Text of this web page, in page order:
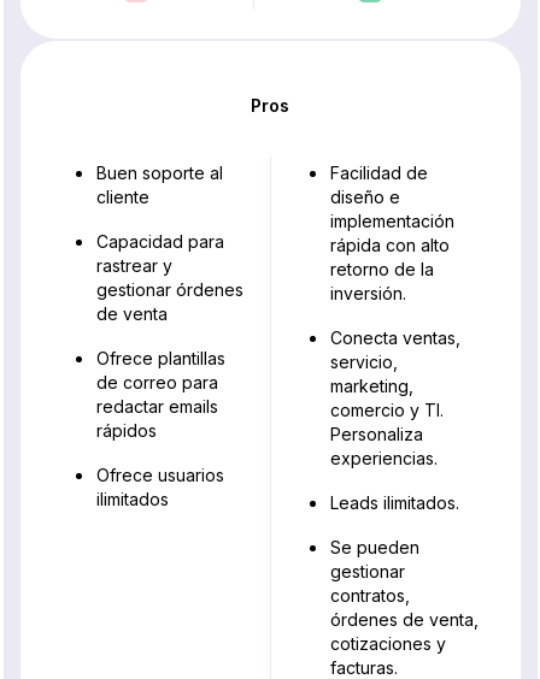
Pros
Buen soporte al
cliente
Capacidad para
rastrear y
gestionar órdenes
de venta
Ofrece plantillas
de correo para
redactar emails
rápidos
Ofrece usuarios
ilimitados
Facilidad de
diseño e
implementación
rápida con alto
retorno de la
inversión.
Conecta ventas,
servicio,
marketing,
comercio y TI.
Personaliza
experiencias.
Leads ilimitados.
Se pueden
gestionar
contratos,
órdenes de venta,
cotizaciones y
facturas.